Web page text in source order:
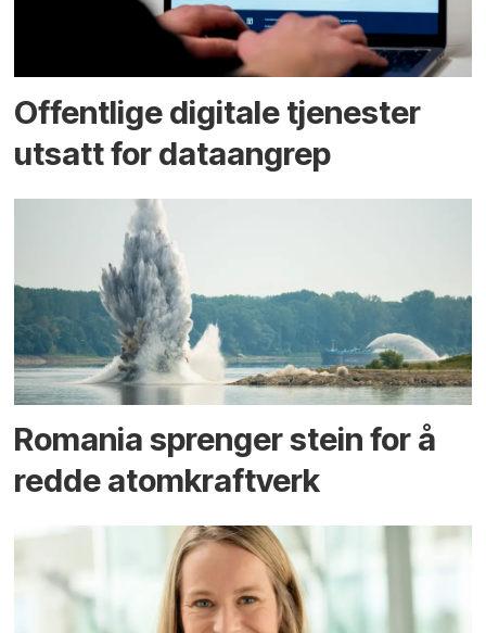
Offentlige digitale tjenester
utsatt for dataangrep
Romania sprenger stein for å
redde atomkraftverk